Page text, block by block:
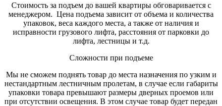
Стоимость за подъем до вашей квартиры обговаривается с
менеджером. Цена подъема зависит от объема и количества
упаковок, веса каждого места, а также от наличия и
исправности грузового лифта, расстояния от парковки до
лифта, лестницы и т.д.
Сложности при подъеме
Мы не сможем поднять товар до места назначения по узким и
нестандартным лестничным пролетам, в случае если габариты
упаковки товара превышают размеры дверных проемов или
при отсутствии освещения. В этом случае товар будет передан